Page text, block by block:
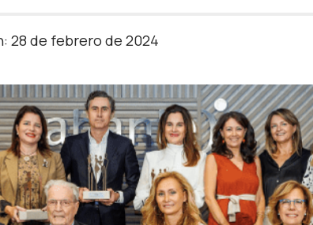
28 de febrero de 2024